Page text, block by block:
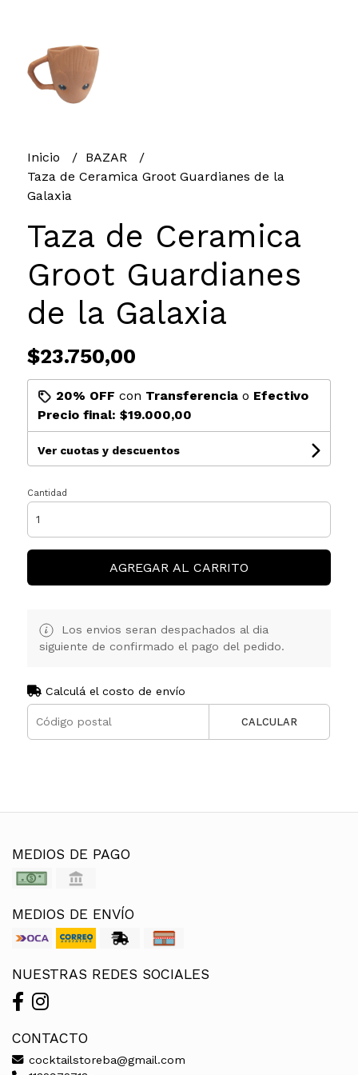
Inicio
BAZAR
Taza de Ceramica Groot Guardianes de la
Galaxia
Taza de Ceramica
Groot Guardianes
de la Galaxia
$23.750,00
20% OFF con Transferenciao Efectivo
Precio final: $19.000,00
Ver cuotas y descuentos
Cantidad
AGREGAR AL CARRITO
Los envios seran despachados al dia
siguiente de confirmado el pago del pedido.
Calculá el costo de envío
CALCULAR
MEDIOS DE PAGO
MEDIOS DE ENVÍO
NUESTRAS REDES SOCIALES
CONTACTO
cocktailstoreba@gmail.com